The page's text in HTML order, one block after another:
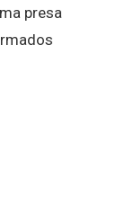
presa